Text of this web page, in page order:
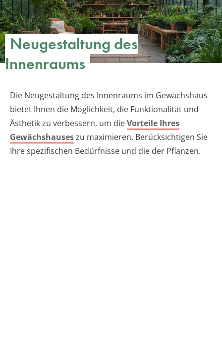
Neugestaltung des
Innenraums
Die Neugestaltung des Innenraums im Gewächshaus
bietet Ihnen die Möglichkeit, die Funktionalität und
Ästhetik zu verbessern, um dieVorteile Ihres
Gewächshauseszu maximieren. Berücksichtigen Sie
Ihre spezifischen Bedürfnisse und die der Pflanzen.